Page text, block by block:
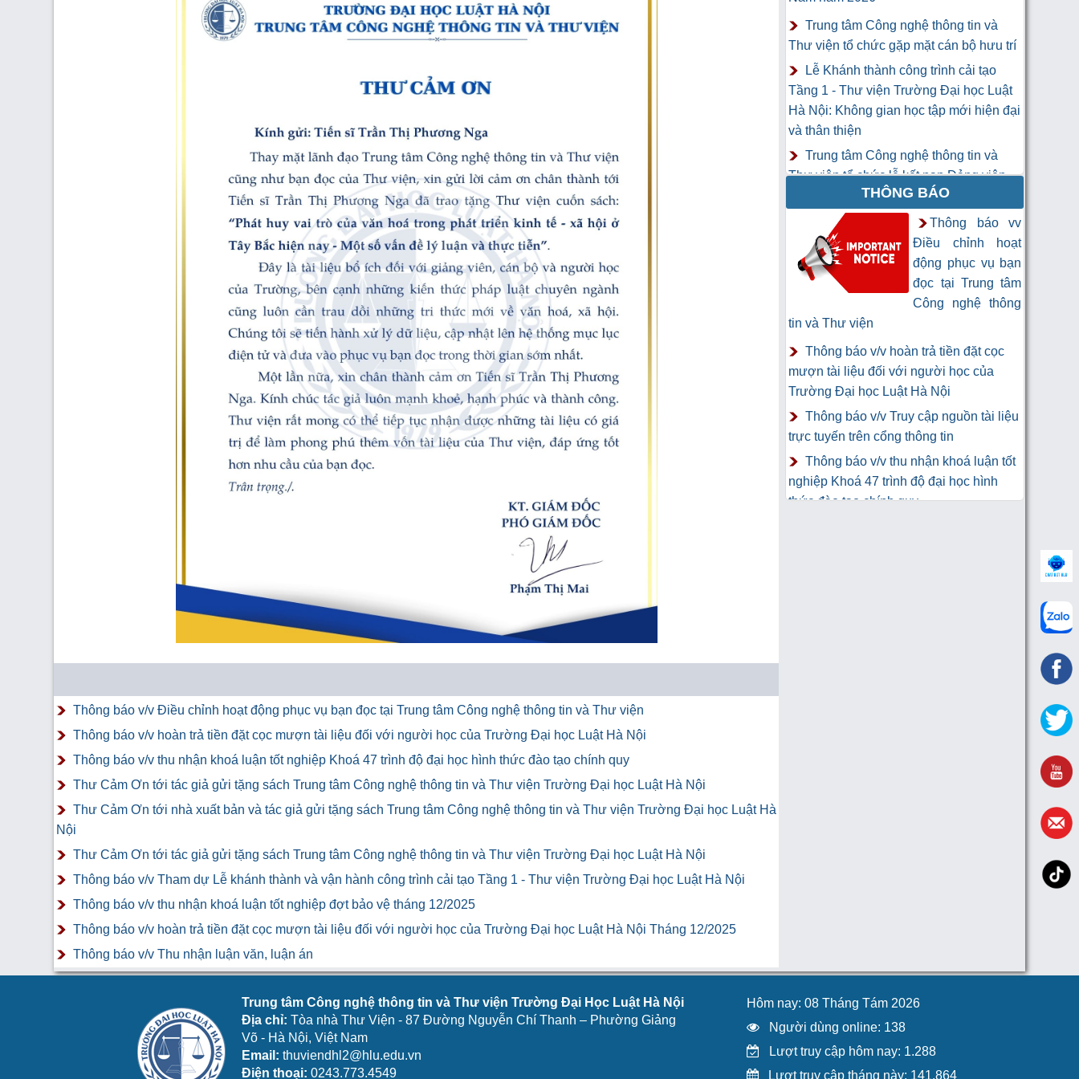
Thông báo v/v Điều chỉnh hoạt động phục vụ bạn đọc tại Trung tâm Công nghệ thông tin và Thư viện
Thông báo v/v hoàn trả tiền đặt cọc mượn tài liệu đối với người học của Trường Đại học Luật Hà Nội
Thông báo v/v thu nhận khoá luận tốt nghiệp Khoá 47 trình độ đại học hình thức đào tạo chính quy
Thư Cảm Ơn tới tác giả gửi tặng sách Trung tâm Công nghệ thông tin và Thư viện Trường Đại học Luật Hà Nội
Thư Cảm Ơn tới nhà xuất bản và tác giả gửi tặng sách Trung tâm Công nghệ thông tin và Thư viện Trường Đại học Luật Hà
Nội
Thư Cảm Ơn tới tác giả gửi tặng sách Trung tâm Công nghệ thông tin và Thư viện Trường Đại học Luật Hà Nội
Thông báo v/v Tham dự Lễ khánh thành và vận hành công trình cải tạo Tầng 1 - Thư viện Trường Đại học Luật Hà Nội
Thông báo v/v thu nhận khoá luận tốt nghiệp đợt bảo vệ tháng 12/2025
Thông báo v/v hoàn trả tiền đặt cọc mượn tài liệu đối với người học của Trường Đại học Luật Hà Nội Tháng 12/2025
Thông báo v/v Thu nhận luận văn, luận án
Trung tâm Công nghệ thông tin và
Thư viện tổ chức gặp mặt cán bộ hưu trí
Lễ Khánh thành công trình cải tạo
Tầng 1 - Thư viện Trường Đại học Luật
Hà Nội: Không gian học tập mới hiện đại
và thân thiện
Trung tâm Công nghệ thông tin và
Thư viện tổ chức lễ kết nạp Đảng viên
Khai mạc Khóa học “Trí tuệ nhân tạo
cho chuyên gia thông tin và thư viện”
THÔNG BÁO
Thông báo vv
Điều chỉnh hoạt
động phục vụ bạn
đọc tại Trung tâm
Công nghệ thông
tin và Thư viện
Thông báo v/v hoàn trả tiền đặt cọc
mượn tài liệu đối với người học của
Trường Đại học Luật Hà Nội
Thông báo v/v Truy cập nguồn tài liệu
trực tuyến trên cổng thông tin
Thông báo v/v thu nhận khoá luận tốt
nghiệp Khoá 47 trình độ đại học hình
thức đào tạo chính quy
Trung tâm Công nghệ thông tin và Thư viện Trường Đại Học Luật Hà Nội
Địa chỉ: Tòa nhà Thư Viện - 87 Đường Nguyễn Chí Thanh – Phường Giảng
Võ - Hà Nội, Việt Nam
Email: thuviendhl2@hlu.edu.vn
Điện thoại: 0243.773.4549
Hôm nay: 08 Tháng Tám 2026
Người dùng online: 138
Lượt truy cập hôm nay: 1.288
Lượt truy cập tháng này: 141.864